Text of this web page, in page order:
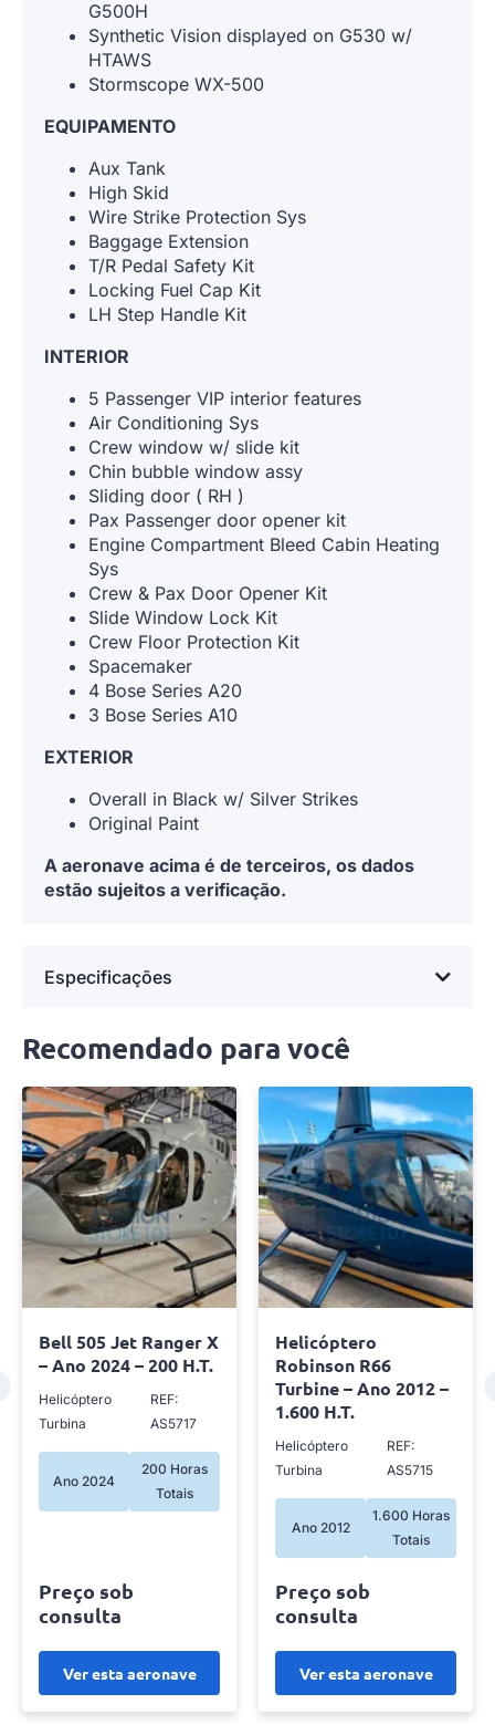
G500H
Synthetic Vision displayed on G530 w/
HTAWS
Stormscope WX-500
EQUIPAMENTO
Aux Tank
High Skid
Wire Strike Protection Sys
Baggage Extension
T/R Pedal Safety Kit
Locking Fuel Cap Kit
LH Step Handle Kit
INTERIOR
5 Passenger VIP interior features
Air Conditioning Sys
Crew window w/ slide kit
Chin bubble window assy
Sliding door ( RH )
Pax Passenger door opener kit
Engine Compartment Bleed Cabin Heating
Sys
Crew & Pax Door Opener Kit
Slide Window Lock Kit
Crew Floor Protection Kit
Spacemaker
4 Bose Series A20
3 Bose Series A10
EXTERIOR
Overall in Black w/ Silver Strikes
Original Paint
A aeronave acima é de terceiros, os dados
estão sujeitos a verificação.
Especificações
Recomendado para você
Bell 505 Jet Ranger X
– Ano 2024 – 200 H.T.
Helicóptero
Turbina
REF:
AS5717
Ano 2024
200 Horas
Totais
Ver esta aeronave
Preço sob
consulta
Helicóptero
Robinson R66
Turbine – Ano 2012 –
1.600 H.T.
Helicóptero
Turbina
REF:
AS5715
Ano 2012
1.600 Horas
Totais
Ver esta aeronave
Preço sob
consulta